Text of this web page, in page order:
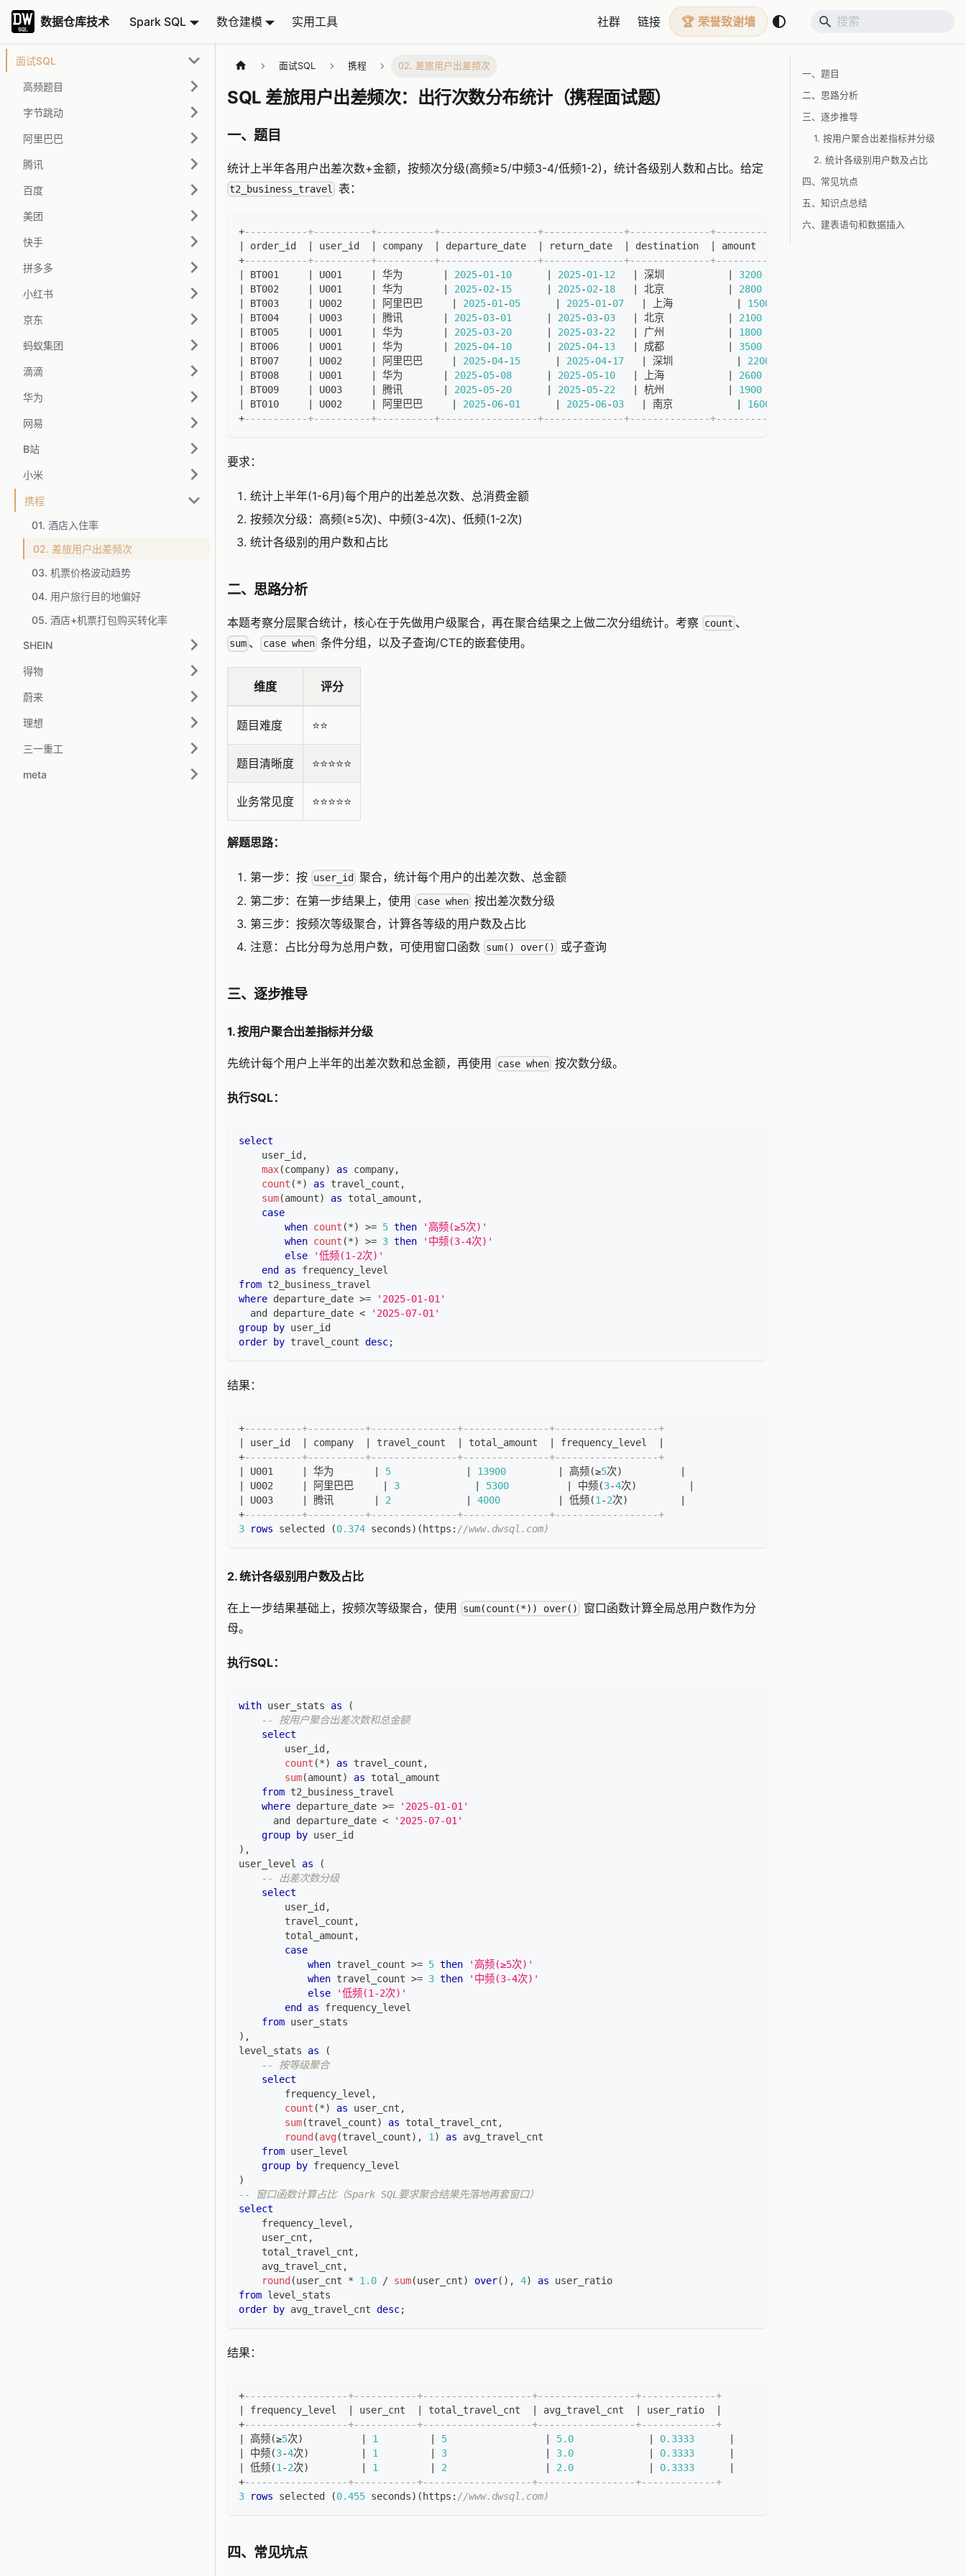
数据仓库技术 Spark SQL 数仓建模 实用工具 社群 链接 荣誉致谢墙
数据仓库技术
面试SQL
高频题目
字节跳动
阿里巴巴
腾讯
百度
美团
快手
拼多多
小红书
京东
蚂蚁集团
滴滴
华为
网易
B站
小米
携程
01. 酒店入住率
02. 差旅用户出差频次
03. 机票价格波动趋势
04. 用户旅行目的地偏好
05. 酒店+机票打包购买转化率
SHEIN
得物
蔚来
理想
三一重工
meta
面试SQL 携程 02. 差旅用户出差频次
SQL 差旅用户出差频次：出行次数分布统计（携程面试题）
一、题目
统计上半年各用户出差次数+金额，按频次分级(高频≥5/中频3-4/低频1-2)，统计各级别人数和占比。给定
t2_business_travel 表：
+-----------+----------+----------+-----------------+--------------+--------------+---------+
order_id user_id company departure_date return_date destination amount
+-----------+----------+----------+-----------------+--------------+--------------+---------+
BT001 U001 华为 2025-01 -10 2025-01 -12 深圳 3200
BT002 U001 华为 2025-02-15 2025-02-18 北京 2800
BT003 U002 阿里巴巴 2025-01 -05 2025-01 -07 上海 1500
BT004 U003 腾讯 2025-03-01 2025-03-03 北京 2100
BT005 U001 华为 2025-03-20 2025-03-22 广州 1800
BT006 U001 华为 2025-04-10 2025-04-13 成都 3500
BT007 U002 阿里巴巴 2025-04-15 2025-04-17 深圳 2200
BT008 U001 华为 2025-05-08 2025-05-10 上海 2600
BT009 U003 腾讯 2025-05-20 2025-05-22 杭州 1900
BT010 U002 阿里巴巴 2025-06-01 2025-06-03 南京 1600
+-----------+----------+----------+-----------------+--------------+--------------+---------+
要求：
统计上半年(1-6月)每个用户的出差总次数、总消费金额
按频次分级：高频(≥5次)、中频(3-4次)、低频(1-2次)
统计各级别的用户数和占比
二、思路分析
本题考察分层聚合统计，核心在于先做用户级聚合，再在聚合结果之上做二次分组统计。考察 count 、
sum 、 case when 条件分组，以及子查询/CTE的嵌套使用。
维度 评分
题目难度 ⭐⭐
题目清晰度 ⭐⭐⭐⭐⭐
业务常见度 ⭐⭐⭐⭐⭐
解题思路：
第一步：按 user_id
聚合，统计每个用户的出差次数、总金额
第二步：在第一步结果上，使用
case when 按出差次数分级
第三步：按频次等级聚合，计算各等级的用户数及占比
注意：占比分母为总用户数，可使用窗口函数 sum() over() 或子查询
三、逐步推导
1. 按用户聚合出差指标并分级
先统计每个用户上半年的出差次数和总金额，再使用 case when 按次数分级。
执行SQL：
select
    user_id
,
max(company) as company,
count (*) as travel_count ,
sum(amount) as total_amount ,
case
when count (*) >= 5 then
'高频(≥5次)'
when count (*) >= 3 then
'中频(3-4次)'
else
'低频(1-2次)'
end
as frequency_level
from t2_business_travel
where departure_date >=
'2025-01-01'
and
departure_date <
'2025-07-01'
group
by user_id
order
by travel_count desc;
结果：
+----------+----------+---------------+---------------+------------------+
user_id company travel_count total_amount frequency_level
+----------+----------+---------------+---------------+------------------+
U001 华为 5 13900 高频(≥5次)
U002 阿里巴巴 3 5300 中频(3-4次)
U003 腾讯 2 4000 低频(1 -2次)
+----------+----------+---------------+---------------+------------------+
3
rows selected (0.374 seconds) ( https: //www.dwsql.com)
2. 统计各级别用户数及占比
在上一步结果基础上，按频次等级聚合，使用 sum(count(*)) over()
窗口函数计算全局总用户数作为分
母。
执行SQL：
with user_stats as
(
-- 按用户聚合出差次数和总金额
select
        user_id
,
count (*) as travel_count ,
sum(amount) as total_amount
from t2_business_travel
where departure_date >=
'2025-01-01'
and
departure_date <
'2025-07-01'
group
by user_id
) ,
user_level as
(
-- 出差次数分级
select
        user_id
,
        travel_count
,
        total_amount
,
case
when travel_count >= 5 then
'高频(≥5次)'
when travel_count >= 3 then
'中频(3-4次)'
else
'低频(1-2次)'
end
as frequency_level
from user_stats
) ,
level_stats as
(
-- 按等级聚合
select
        frequency_level
,
count (*) as user_cnt ,
sum(travel_count) as total_travel_cnt ,
round (avg(travel_count) , 1 ) as avg_travel_cnt
from user_level
group
by frequency_level
)
-- 窗口函数计算占比（Spark SQL要求聚合结果先落地再套窗口）
select
    frequency_level
,
    user_cnt
,
    total_travel_cnt
,
    avg_travel_cnt
,
round (user_cnt * 1.0 / sum(user_cnt) over( ) , 4) as user_ratio
from level_stats
order
by avg_travel_cnt desc;
结果：
+------------------+-----------+-------------------+-----------------+-------------+
frequency_level user_cnt total_travel_cnt avg_travel_cnt user_ratio
+------------------+-----------+-------------------+-----------------+-------------+
高频(≥5次) 1 5 5.0 0.3333
中频(3-4次) 1 3 3.0 0.3333
低频(1 -2次) 1 2 2.0 0.3333
+------------------+-----------+-------------------+-----------------+-------------+
3
rows selected (0.455 seconds) ( https: //www.dwsql.com)
四、常见坑点
一、题目
二、思路分析
三、逐步推导
1. 按用户聚合出差指标并分级
2. 统计各级别用户数及占比
四、常见坑点
五、知识点总结
六、建表语句和数据插入